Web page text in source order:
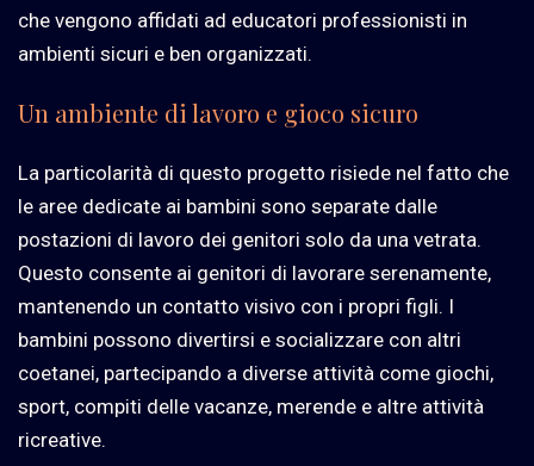
che vengono affidati ad educatori professionisti in
ambienti sicuri e ben organizzati.
Un ambiente di lavoro e gioco sicuro
La particolarità di questo progetto risiede nel fatto che
le aree dedicate ai bambini sono separate dalle
postazioni di lavoro dei genitori solo da una vetrata.
Questo consente ai genitori di lavorare serenamente,
mantenendo un contatto visivo con i propri figli. I
bambini possono divertirsi e socializzare con altri
coetanei, partecipando a diverse attività come giochi,
sport, compiti delle vacanze, merende e altre attività
ricreative.